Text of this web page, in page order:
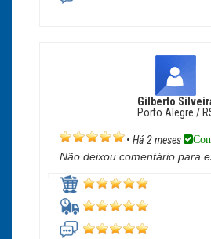
Gilberto
Porto Alegre /
• Há 2 meses
Não deixou comentário para